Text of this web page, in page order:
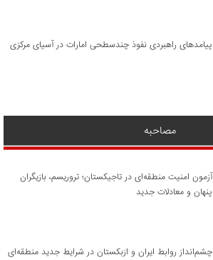
پیامدهای راهبردی نفوذ چندسطحی امارات در آسیای مرکزی
مصاحبه
آزمون امنیت منطقه‌ای در تاجیکستان؛ تروریسم، بازیگران
پنهان و معادلات جدید
چشم‌انداز روابط ایران و ازبکستان در شرایط جدید منطقه‌ای